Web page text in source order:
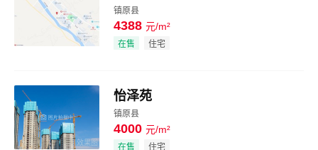
效果图
镇原县
4388 元/m²
在售 住宅
效果图
怡泽苑
镇原县
4000 元/m²
在售 住宅